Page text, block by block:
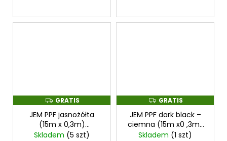
G
R
A
I
S
GRATIS
JEM PPF jasnożółta
(15m x 0,3m)
przezroczysta folia
Skladem (5 szt)
G
R
A
T
S
GRATIS
JEM PPF dark black –
ciemna (15m x0 ,3m)
ochronna
Skladem (1 szt)